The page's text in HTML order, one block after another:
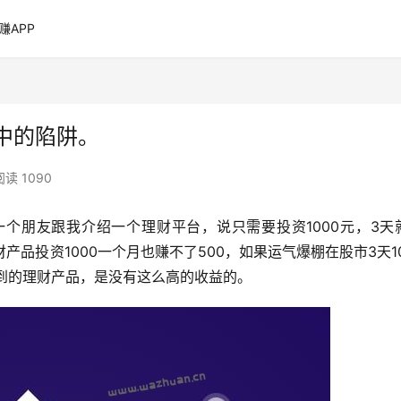
APP
陷阱。
读 1090
个朋友跟我介绍一个理财平台，说只需要投资1000元，3天
品投资1000一个月也赚不了500，如果运气爆棚在股市3天
理财产品，是没有这么高的收益的。